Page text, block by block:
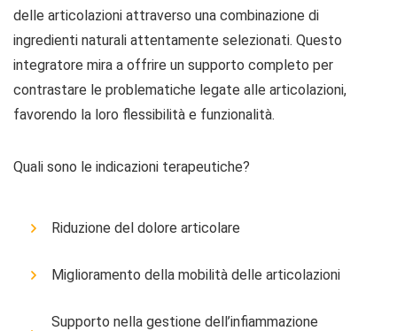
delle articolazioni attraverso una combinazione di
ingredienti naturali attentamente selezionati. Questo
integratore mira a offrire un supporto completo per
contrastare le problematiche legate alle articolazioni,
favorendo la loro flessibilità e funzionalità.
Quali sono le indicazioni terapeutiche?
Riduzione del dolore articolare
Miglioramento della mobilità delle articolazioni
Supporto nella gestione dell’infiammazione